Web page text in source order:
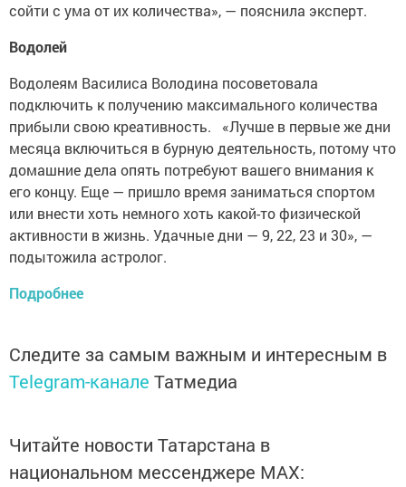
сойти с ума от их количества», — пояснила эксперт.
Водолей
Водолеям Василиса Володина посоветовала
подключить к получению максимального количества
прибыли свою креативность. «Лучше в первые же дни
месяца включиться в бурную деятельность, потому что
домашние дела опять потребуют вашего внимания к
его концу. Еще — пришло время заниматься спортом
или внести хоть немного хоть какой-то физической
активности в жизнь. Удачные дни — 9, 22, 23 и 30», —
подытожила астролог.
Подробнее
Следите за самым важным и интересным в
Telegram-канале Татмедиа
Читайте новости Татарстана в
национальном мессенджере MАХ: